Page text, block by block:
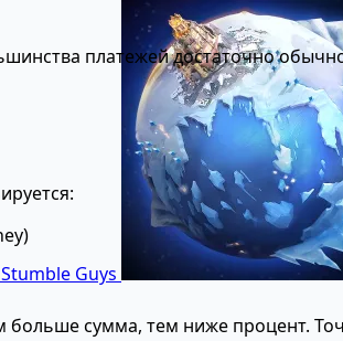
Stumble Guys
платежей достаточно
сумма, тем ниже процент.